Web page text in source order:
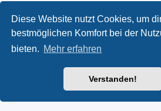
Diese Website nutzt Cookies, um
bestmöglichen Komfort bei der
bieten. Mehr erfahren
Verstanden!